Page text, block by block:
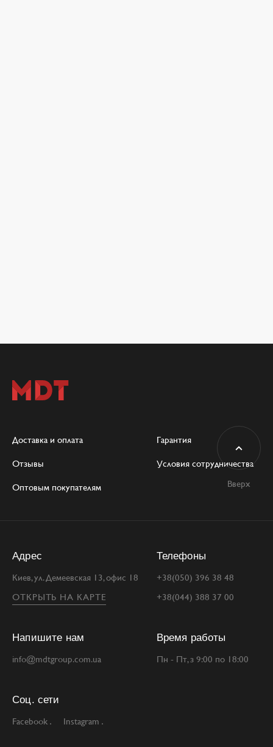
Доставка и оплата Гарантия
Отзывы Условия сотрудничества
Оптовым покупателям
Адрес
Киев, ул. Демеевская 13, офис 18
ОТКРЫТЬ НА КАРТЕ
Телефоны
+38(050) 396 38 48
+38(044) 388 37 00
Напишите нам
info@mdtgroup.com.ua
Время работы
Пн - Пт, з 9:00 по 18:00
Соц. сети
Facebook Instagram
Вверх